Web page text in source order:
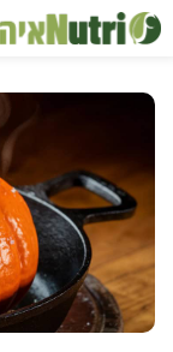
לדלג
לתוכן